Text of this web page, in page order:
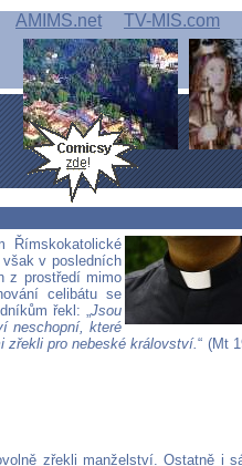
AMIMS.net TV-MIS.com
Římskokatolické
v posledních
z prostředí mimo
celibátu se
řekl: „Jsou
neschopní, které
zřekli pro nebeské království.“ (Mt
zřekli manželství. Ostatně i